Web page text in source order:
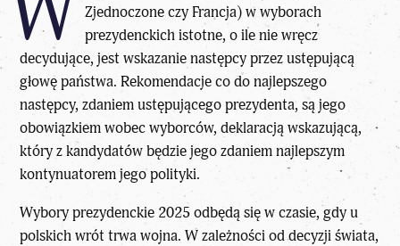
Zjednoczone czy Francja) w wyborach
prezydenckich istotne, o ile nie wręcz
decydujące, jest wskazanie następcy przez ustępującą
głowę państwa. Rekomendacje co do najlepszego
następcy, zdaniem ustępującego prezydenta, są jego
obowiązkiem wobec wyborców, deklaracją wskazującą,
który z kandydatów będzie jego zdaniem najlepszym
kontynuatorem jego polityki.
Wybory prezydenckie 2025 odbędą się w czasie, gdy u
polskich wrót trwa wojna. W zależności od decyzji świata,